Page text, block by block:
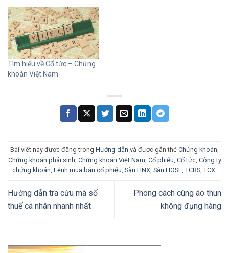
Tìm hiểu về Cổ tức – Chứng
khoán Việt Nam
Bài viết này được đăng trong Hướng dẫn và được gắn thẻ Chứng khoán,
Chứng khoán phái sinh, Chứng khoán Việt Nam, Cổ phiếu, Cổ tức, Công ty
chứng khoán, Lệnh mua bán cổ phiếu, Sàn HNX, Sàn HOSE, TCBS, TCX.
Hướng dẫn tra cứu mã số
thuế cá nhân nhanh nhất
Phong cách cùng áo thun
không đụng hàng